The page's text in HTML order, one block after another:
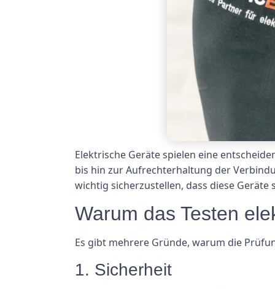
Elektrische Geräte spielen eine
bis hin zur Aufrechterhaltung der
wichtig sicherzustellen, dass diese
Warum das Testen
Es gibt mehrere Gründe, warum die
1. Sicherheit